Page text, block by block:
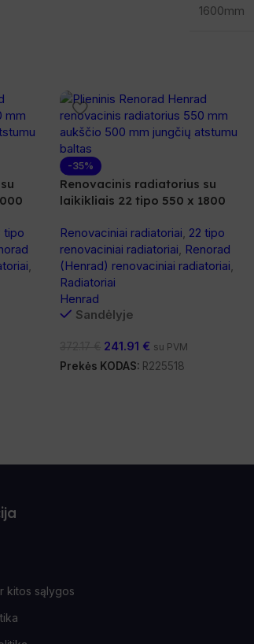
1600mm
tipo
-35%
Renovacinis radiatorius su
laikikliais 22 tipo 550 x 1800
Renovaciniai radiatoriai 22 tipo
renovaciniai radiatoriai Renorad
(Henrad) renovaciniai radiatoriai
Radiatoriai
Henrad
Sandėlyje
241.91 € su PVM
Prekės KODAS: R225518
kitos sąlygos